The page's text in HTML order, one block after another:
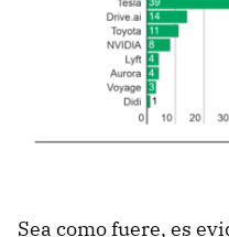
Sea como fuere, es